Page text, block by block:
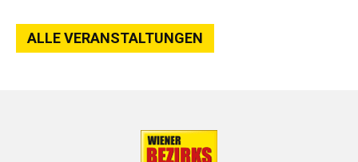
ALLE VERANSTALTUNGEN